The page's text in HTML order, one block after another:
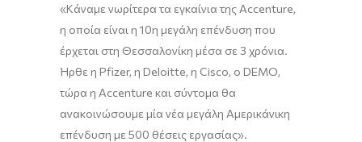
«Κάναμε νωρίτερα τα εγκαίνια της Accenture,
η οποία είναι η 10η μεγάλη επένδυση που
έρχεται στη Θεσσαλονίκη μέσα σε 3 χρόνια.
Ήρθε η Pfizer, η Deloitte, η Cisco, ο DEMO,
τώρα η Accenture και σύντομα θα
ανακοινώσουμε μία νέα μεγάλη Αμερικάνικη
επένδυση με 500 θέσεις εργασίας».